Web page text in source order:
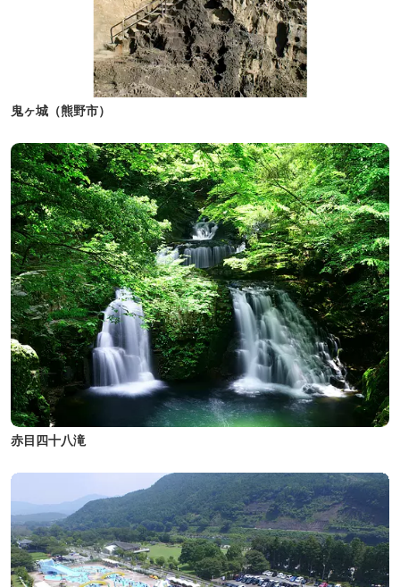
鬼ヶ城（熊野市）
赤目四十八滝